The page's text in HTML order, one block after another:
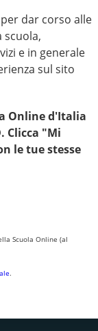
dar corso alle
scuola,
e in generale
sul sito
Online d'Italia
Clicca "Mi
le tue stesse
Scuola Online (al
.